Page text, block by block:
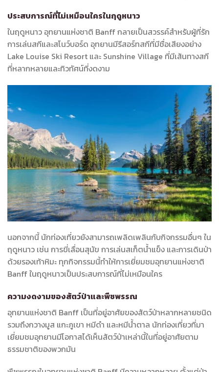
ประสบการณ์ที่ไม่เหมือนใครในฤดูหนาว
ในฤดูหนาว อุทยานแห่งชาติ Banff กลายเป็นสวรรค์สำหรับผู้ที่รัก
การเล่นสกีและสโนว์บอร์ด อุทยานมีรีสอร์ทสกีที่มีชื่อเสียงอย่าง
Lake Louise Ski Resort และ Sunshine Village ที่มีเส้นทางสกี
ที่หลากหลายและทิวทัศน์ที่งดงาม
นอกจากนี้ นักท่องเที่ยวยังสามารถเพลิดเพลินกับกิจกรรมอื่นๆ ใน
ฤดูหนาว เช่น การขี่เลื่อนสุนัข การเล่นสเก็ตน้ำแข็ง และการเดินป่า
ด้วยรองเท้าหิมะ ทุกกิจกรรมนี้ทำให้การเยี่ยมชมอุทยานแห่งชาติ
Banff ในฤดูหนาวเป็นประสบการณ์ที่ไม่เหมือนใคร
ความงดงามของสัตว์ป่าและพืชพรรณ
อุทยานแห่งชาติ Banff เป็นที่อยู่อาศัยของสัตว์ป่าหลากหลายชนิด
รวมถึงกวางมูส แกะภูเขา หมีดำ และหมีน้ำตาล นักท่องเที่ยวที่มา
เยี่ยมชมอุทยานมีโอกาสได้เห็นสัตว์ป่าเหล่านี้ในที่อยู่อาศัยตาม
ธรรมชาติของพวกมัน